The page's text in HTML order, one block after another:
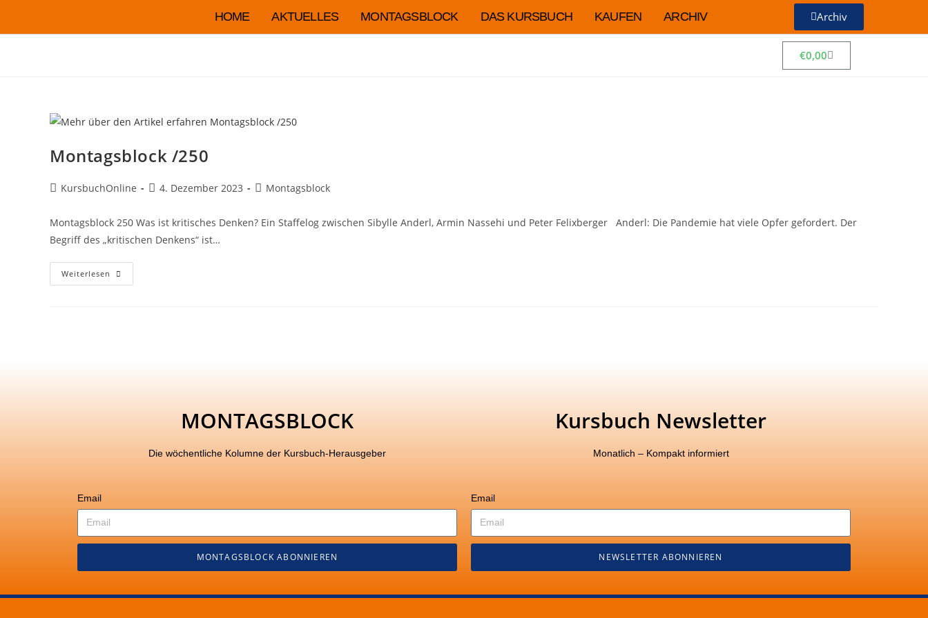
HOME AKTUELLES MONTAGSBLOCK DAS KURSBUCH KAUFEN ARCHIV Archiv
€0,00
Montagsblock /250
KursbuchOnline 4. Dezember 2023 Montagsblock
Montagsblock 250 Was ist kritisches Denken? Ein Staffelog zwischen Sibylle Anderl, Armin Nassehi und Peter Felixberger Anderl: Die Pandemie hat viele Opfer gefordert. Der
Begriff des „kritischen Denkens“ ist…
Weiterlesen
MONTAGSBLOCK
Die wöchentliche Kolumne der Kursbuch-Herausgeber
Email
MONTAGSBLOCK ABONNIEREN
Kursbuch Newsletter
Monatlich – Kompakt informiert
Email
NEWSLETTER ABONNIEREN